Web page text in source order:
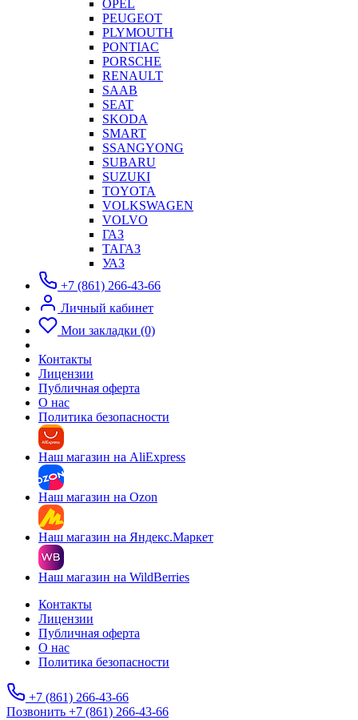
OPEL
PEUGEOT
PLYMOUTH
PONTIAC
PORSCHE
RENAULT
SAAB
SEAT
SKODA
SMART
SSANGYONG
SUBARU
SUZUKI
TOYOTA
VOLKSWAGEN
VOLVO
ГАЗ
ТАГАЗ
УАЗ
+7 (861) 266-43-66
Личный кабинет
Мои закладки (0)
Контакты
Лицензии
Публичная оферта
О нас
Политика безопасности
Наш магазин на AliExpress
Наш магазин на Ozon
Наш магазин на Яндекс.Маркет
Наш магазин на WildBerries
Контакты
Лицензии
Публичная оферта
О нас
Политика безопасности
+7 (861) 266-43-66
Позвонить +7 (861) 266-43-66